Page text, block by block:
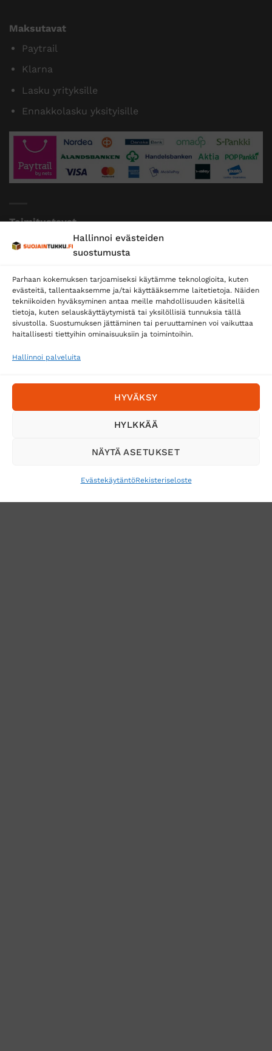
Hallinnoi evästeiden
suostumusta
Parhaan kokemuksen tarjoamiseksi käytämme teknologioita, kuten
evästeitä, tallentaaksemme ja/tai käyttääksemme laitetietoja. Näiden
tekniikoiden hyväksyminen antaa meille mahdollisuuden käsitellä
tietoja, kuten selauskäyttäytymistä tai yksilöllisiä tunnuksia tällä
sivustolla. Suostumuksen jättäminen tai peruuttaminen voi vaikuttaa
haitallisesti tiettyihin ominaisuuksiin ja toimintoihin.
Hallinnoi palveluita
HYVÄKSY
HYLKKÄÄ
NÄYTÄ ASETUKSET
EvästekäytäntöRekisteriseloste
Maksutavat
Paytrail
Klarna
Lasku yrityksille
Ennakkolasku yksityisille
Toimitustavat
Posti
Postnord
Tilaa uutiskirje ja saat erikoisalennuksia